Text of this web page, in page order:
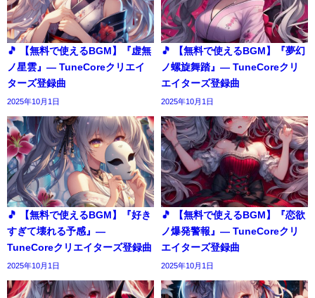
🎵 【無料で使えるBGM】『虚無
ノ星雲』― TuneCoreクリエイ
ターズ登録曲
2025年10月1日
🎵 【無料で使えるBGM】『夢幻
ノ螺旋舞踏』― TuneCoreクリ
エイターズ登録曲
2025年10月1日
🎵 【無料で使えるBGM】『好き
すぎて壊れる予感』―
TuneCoreクリエイターズ登録曲
2025年10月1日
🎵 【無料で使えるBGM】『恋欲
ノ爆発警報』― TuneCoreクリ
エイターズ登録曲
2025年10月1日